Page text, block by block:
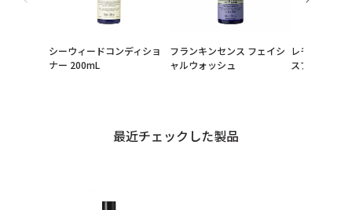
シーウィードコンディショ
ナー 200mL
フランキンセンス フェイシ
ャルウォッシュ
レモン＆コリ
スプレー
最近チェックした製品